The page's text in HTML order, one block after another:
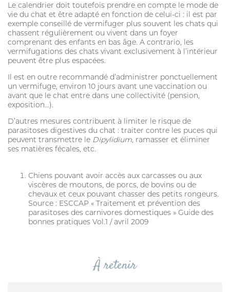
Le calendrier doit toutefois prendre en compte le mode de
vie du chat et être adapté en fonction de celui-ci : il est par
exemple conseillé de vermifuger plus souvent les chats qui
chassent régulièrement ou vivent dans un foyer
comprenant des enfants en bas âge. A contrario, les
vermifugations des chats vivant exclusivement à l’intérieur
peuvent être plus espacées.
Il est en outre recommandé d’administrer ponctuellement
un vermifuge, environ 10 jours avant une vaccination ou
avant que le chat entre dans une collectivité (pension,
exposition…).
D’autres mesures contribuent à limiter le risque de
parasitoses digestives du chat : traiter contre les puces qui
peuvent transmettre le Dipylidium, ramasser et éliminer
ses matières fécales, etc.
Chiens pouvant avoir accès aux carcasses ou aux
viscères de moutons, de porcs, de bovins ou de
chevaux et ceux pouvant chasser des petits rongeurs.
Source : ESCCAP « Traitement et prévention des
parasitoses des carnivores domestiques » Guide des
bonnes pratiques Vol.1 / avril 2009
À retenir